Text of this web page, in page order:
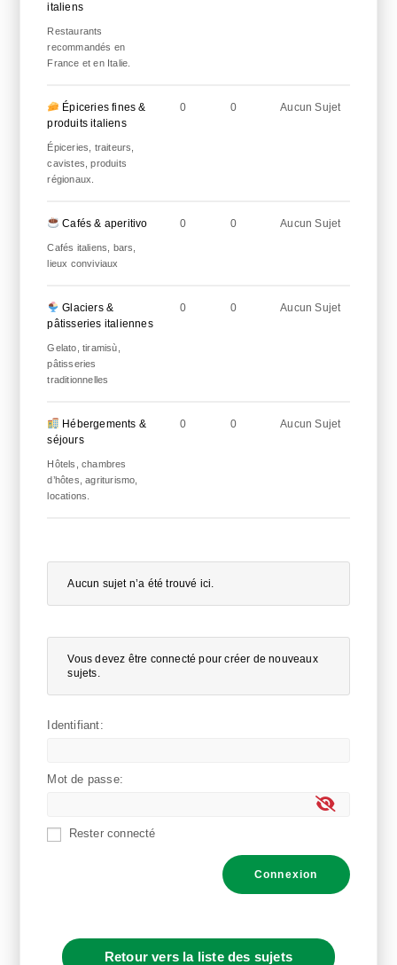
italiens
Restaurants
recommandés en
France et en Italie.
Épiceries fines &
produits italiens
Épiceries, traiteurs,
cavistes, produits
régionaux.
0 0 Aucun Sujet
Cafés & aperitivo
Cafés italiens, bars,
lieux conviviaux
0 0 Aucun Sujet
Glaciers &
pâtisseries italiennes
Gelato, tiramisù,
pâtisseries
traditionnelles
0 0 Aucun Sujet
Hébergements &
séjours
Hôtels, chambres
d’hôtes, agriturismo,
locations.
0 0 Aucun Sujet
Aucun sujet n’a été trouvé ici.
Vous devez être connecté pour créer de nouveaux
sujets.
Identifiant:
Mot de passe:
Rester connecté
Connexion
Retour vers la liste des sujets